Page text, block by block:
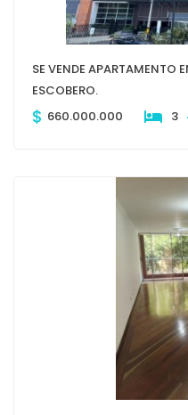
SE VENDE APARTAMENTO
ESCOBERO.
$ 660.000.000 3